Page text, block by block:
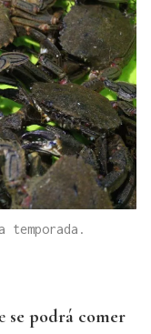
temporada.
se podrá comer